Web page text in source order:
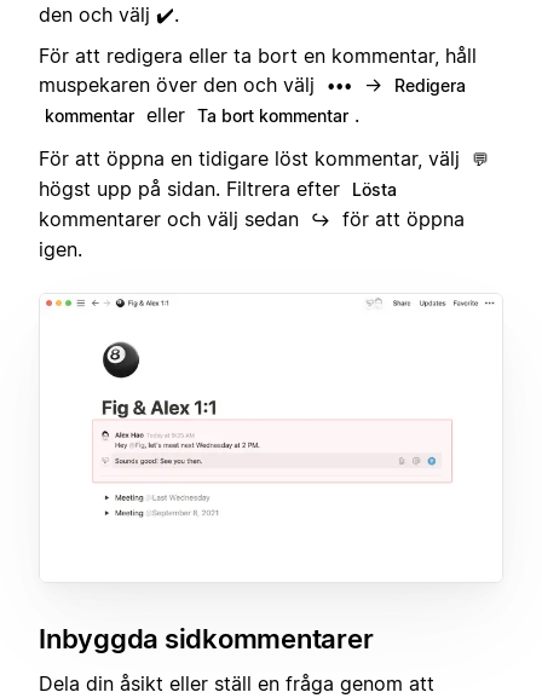
den och välj ✔️.
För att redigera eller ta bort en kommentar, håll
muspekaren över den och välj
••• →
Redigera
kommentar eller Ta bort kommentar .
För att öppna en tidigare löst kommentar, välj
💬
högst upp på sidan. Filtrera efter Lösta
kommentarer och välj sedan ↪️
för att öppna
igen.
Inbyggda sidkommentarer
Dela din åsikt eller ställ en fråga genom att